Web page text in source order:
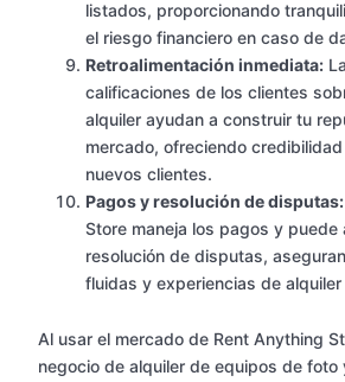
listados, proporcionando
el riesgo financiero en caso de
Retroalimentación inmediata:
calificaciones de los clientes
alquiler ayudan a construir tu
mercado, ofreciendo
nuevos clientes.
Pagos y resolución de disputas:
Store maneja los pagos y puede
resolución de disputas,
fluidas y experiencias de
Al usar el mercado de Rent Anything
negocio de alquiler de equipos de